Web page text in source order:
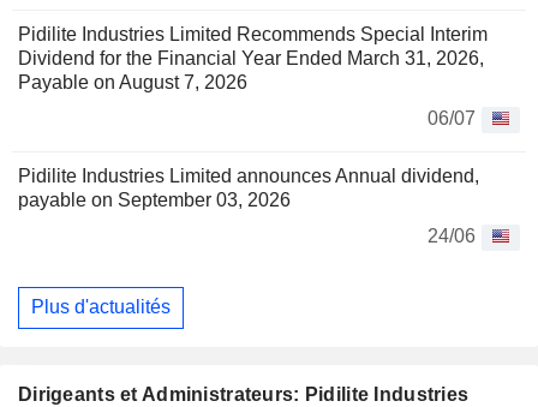
Pidilite Industries Limited Recommends Special Interim
Dividend for the Financial Year Ended March 31, 2026,
Payable on August 7, 2026
06/07
Pidilite Industries Limited announces Annual dividend,
payable on September 03, 2026
24/06
Plus d'actualités
Dirigeants et Administrateurs: Pidilite Industries